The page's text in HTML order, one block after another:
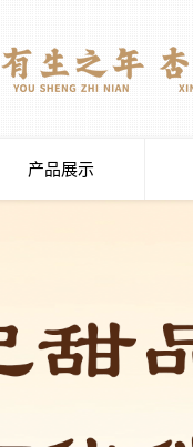
产品展示